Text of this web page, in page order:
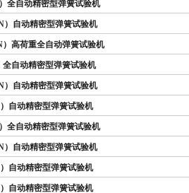
）全自动精密型弹簧试验机
）自动精密型弹簧试验机
）高荷重全自动弹簧试验机
全自动精密型弹簧试验机
）自动精密型弹簧试验机
）自动精密型弹簧试验机
）全自动精密型弹簧试验机
）自动精密型弹簧试验机
）自动精密型弹簧试验机
）自动精密型弹簧试验机